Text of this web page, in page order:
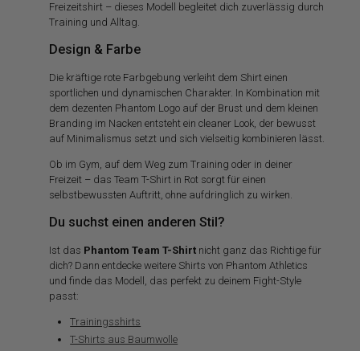
Freizeitshirt – dieses Modell begleitet dich zuverlässig durch
Training und Alltag.
Design & Farbe
Die kräftige rote Farbgebung verleiht dem Shirt einen
sportlichen und dynamischen Charakter. In Kombination mit
dem dezenten Phantom Logo auf der Brust und dem kleinen
Branding im Nacken entsteht ein cleaner Look, der bewusst
auf Minimalismus setzt und sich vielseitig kombinieren lässt.
Ob im Gym, auf dem Weg zum Training oder in deiner
Freizeit – das Team T-Shirt in Rot sorgt für einen
selbstbewussten Auftritt, ohne aufdringlich zu wirken.
Du suchst einen anderen Stil?
Ist das Phantom Team T-Shirt nicht ganz das Richtige für
dich? Dann entdecke weitere Shirts von Phantom Athletics
und finde das Modell, das perfekt zu deinem Fight-Style
passt:
Trainingsshirts
T-Shirts aus Baumwolle